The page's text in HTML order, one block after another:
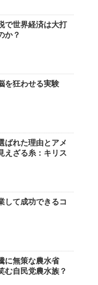
で世界経済は大打
か？
を狂わせる実験
ばれた理由とアメ
えざる糸：キリス
して成功できるコ
に無策な農水省
む自民党農水族？